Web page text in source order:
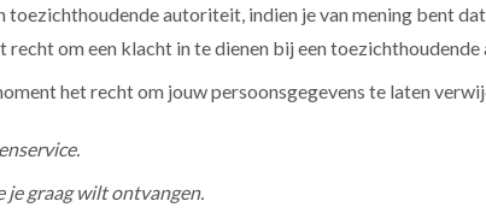
toezichthoudende autoriteit, indien je van mening bent
recht om een klacht in te dienen bij een
het recht om jouw persoonsgegevens te laten
je graag wilt ontvangen.